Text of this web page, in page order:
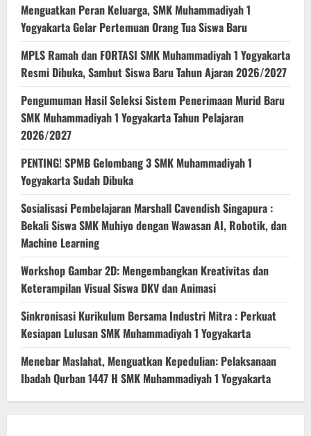
Menguatkan Peran Keluarga, SMK Muhammadiyah 1
Yogyakarta Gelar Pertemuan Orang Tua Siswa Baru
MPLS Ramah dan FORTASI SMK Muhammadiyah 1 Yogyakarta
Resmi Dibuka, Sambut Siswa Baru Tahun Ajaran 2026/2027
Pengumuman Hasil Seleksi Sistem Penerimaan Murid Baru
SMK Muhammadiyah 1 Yogyakarta Tahun Pelajaran
2026/2027
PENTING! SPMB Gelombang 3 SMK Muhammadiyah 1
Yogyakarta Sudah Dibuka
Sosialisasi Pembelajaran Marshall Cavendish Singapura :
Bekali Siswa SMK Muhiyo dengan Wawasan AI, Robotik, dan
Machine Learning
Workshop Gambar 2D: Mengembangkan Kreativitas dan
Keterampilan Visual Siswa DKV dan Animasi
Sinkronisasi Kurikulum Bersama Industri Mitra : Perkuat
Kesiapan Lulusan SMK Muhammadiyah 1 Yogyakarta
Menebar Maslahat, Menguatkan Kepedulian: Pelaksanaan
Ibadah Qurban 1447 H SMK Muhammadiyah 1 Yogyakarta